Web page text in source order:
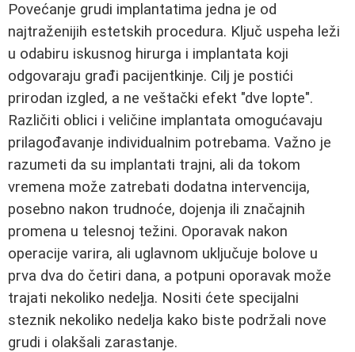
Povećanje grudi implantatima jedna je od
najtraženijih estetskih procedura. Ključ uspeha leži
u odabiru iskusnog hirurga i implantata koji
odgovaraju građi pacijentkinje. Cilj je postići
prirodan izgled, a ne veštački efekt "dve lopte".
Različiti oblici i veličine implantata omogućavaju
prilagođavanje individualnim potrebama. Važno je
razumeti da su implantati trajni, ali da tokom
vremena može zatrebati dodatna intervencija,
posebno nakon trudnoće, dojenja ili značajnih
promena u telesnoj težini. Oporavak nakon
operacije varira, ali uglavnom uključuje bolove u
prva dva do četiri dana, a potpuni oporavak može
trajati nekoliko nedeļja. Nositi ćete specijalni
steznik nekoliko nedelja kako biste podržali nove
grudi i olakšali zarastanje.